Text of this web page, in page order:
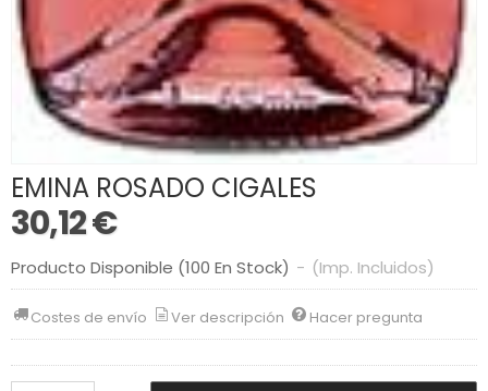
EMINA ROSADO CIGALES
30,12 €
Producto Disponible (100 En Stock) - (Imp. Incluidos)
Costes de envío Ver descripción Hacer pregunta